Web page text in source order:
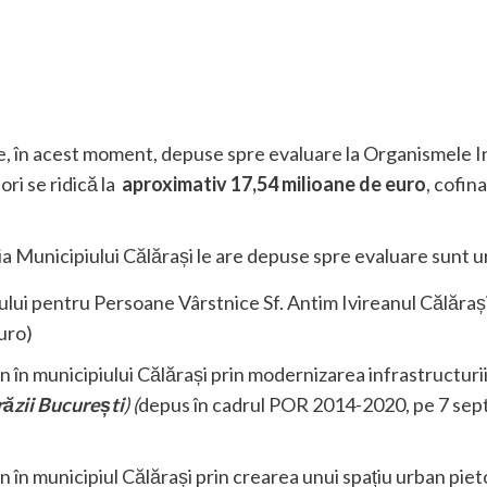
în acest moment, depuse spre evaluare la Organismele
se ridică la aproximativ 17,54 milioane de euro,
Municipiului Călărași le are depuse spre evaluare sunt
pentru Persoane Vârstnice Sf. Antim Ivireanul
în municipiului Călărași prin modernizarea
București) (depus în cadrul POR 2014-2020, pe 7
în municipiul Călărași prin crearea unui spațiu urban